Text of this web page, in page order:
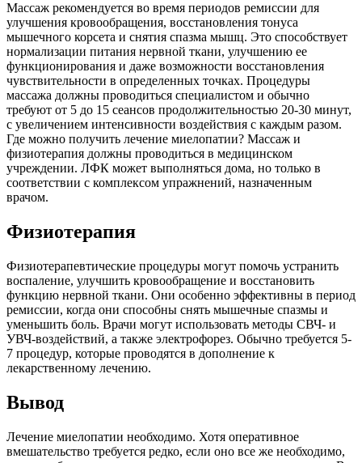
Массаж рекомендуется во время периодов ремиссии для
улучшения кровообращения, восстановления тонуса
мышечного корсета и снятия спазма мышц. Это способствует
нормализации питания нервной ткани, улучшению ее
функционирования и даже возможности восстановления
чувствительности в определенных точках. Процедуры
массажа должны проводиться специалистом и обычно
требуют от 5 до 15 сеансов продолжительностью 20-30 минут,
с увеличением интенсивности воздействия с каждым разом.
Где можно получить лечение миелопатии? Массаж и
физиотерапия должны проводиться в медицинском
учреждении. ЛФК может выполняться дома, но только в
соответствии с комплексом упражнений, назначенным
врачом.
Физиотерапия
Физиотерапевтические процедуры могут помочь устранить
воспаление, улучшить кровообращение и восстановить
функцию нервной ткани. Они особенно эффективны в период
ремиссии, когда они способны снять мышечные спазмы и
уменьшить боль. Врачи могут использовать методы СВЧ- и
УВЧ-воздействий, а также электрофорез. Обычно требуется 5-
7 процедур, которые проводятся в дополнение к
лекарственному лечению.
Вывод
Лечение миелопатии необходимо. Хотя оперативное
вмешательство требуется редко, если оно все же необходимо,